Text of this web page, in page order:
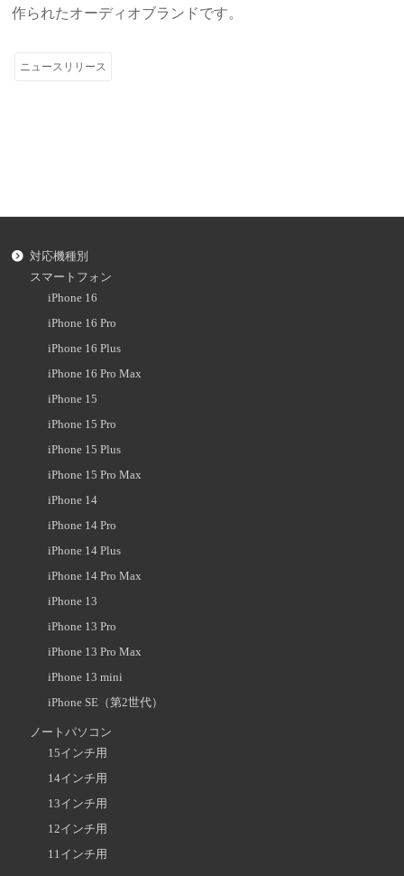
作られたオーディオブランドです。
ニュースリリース
対応機種別
スマートフォン
iPhone 16
iPhone 16 Pro
iPhone 16 Plus
iPhone 16 Pro Max
iPhone 15
iPhone 15 Pro
iPhone 15 Plus
iPhone 15 Pro Max
iPhone 14
iPhone 14 Pro
iPhone 14 Plus
iPhone 14 Pro Max
iPhone 13
iPhone 13 Pro
iPhone 13 Pro Max
iPhone 13 mini
iPhone SE（第2世代）
ノートパソコン
15インチ用
14インチ用
13インチ用
12インチ用
11インチ用